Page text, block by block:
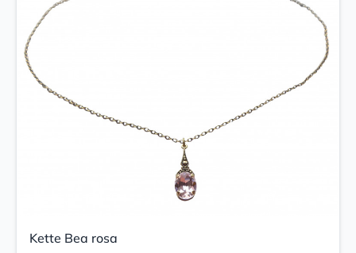
Kette Bea rosa